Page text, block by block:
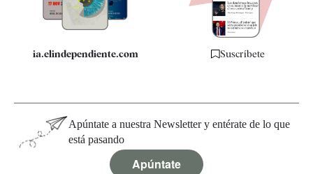
ia.elindependiente.com Suscríbete
Apúntate a nuestra Newsletter y entérate de lo que
está pasando
Apúntate